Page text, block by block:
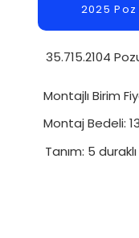
2025
35.715.2104
Montajlı Birim
Montaj Bedeli:
Tanım: 5